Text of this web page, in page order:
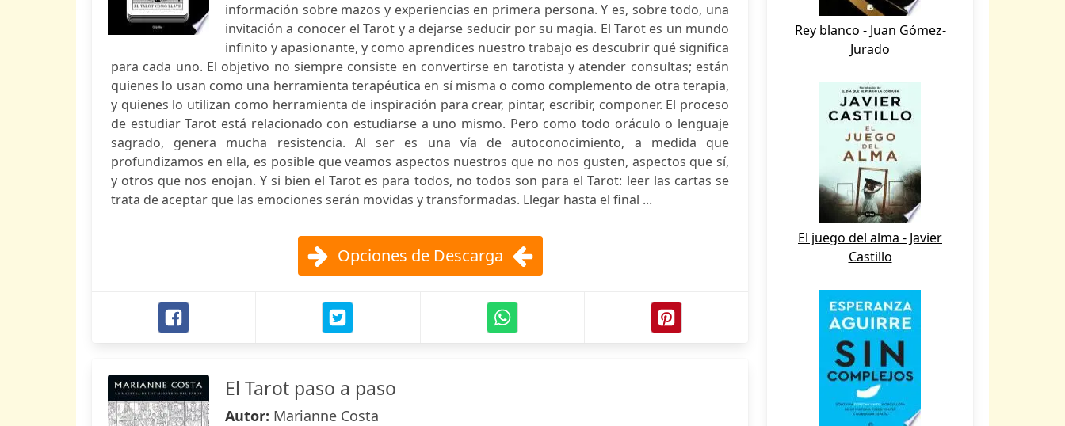
información sobre mazos y experiencias en primera persona. Y es, sobre todo, una
invitación a conocer el Tarot y a dejarse seducir por su magia. El Tarot es un mundo
infinito y apasionante, y como aprendices nuestro trabajo es descubrir qué significa
para cada uno. El objetivo no siempre consiste en convertirse en tarotista y atender consultas; están
quienes lo usan como una herramienta terapéutica en sí misma o como complemento de otra terapia,
y quienes lo utilizan como herramienta de inspiración para crear, pintar, escribir, componer. El proceso
de estudiar Tarot está relacionado con estudiarse a uno mismo. Pero como todo oráculo o lenguaje
sagrado, genera mucha resistencia. Al ser es una vía de autoconocimiento, a medida que
profundizamos en ella, es posible que veamos aspectos nuestros que no nos gusten, aspectos que sí,
y otros que nos enojan. Y si bien el Tarot es para todos, no todos son para el Tarot: leer las cartas se
trata de aceptar que las emociones serán movidas y transformadas. Llegar hasta el final ...
Opciones de Descarga
El Tarot paso a paso
Autor: Marianne Costa
Rey blanco - Juan Gómez-
Jurado
El juego del alma - Javier
Castillo